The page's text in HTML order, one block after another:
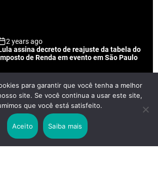
2 years ago
assina decreto de reajuste da tabela do
de Renda em evento em São Paulo
2 years ago
Lei Rouanet e Petrobras financiam evento em
que Lula pediu votos para Boulos
para garantir que você tenha a melhor
site. Se você continua a usar este site,
que você está satisfeito.
Aceito Saiba mais